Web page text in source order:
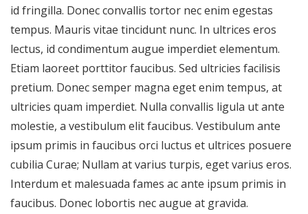
id fringilla. Donec convallis tortor nec enim egestas
tempus. Mauris vitae tincidunt nunc. In ultrices eros
lectus, id condimentum augue imperdiet elementum.
Etiam laoreet porttitor faucibus. Sed ultricies facilisis
pretium. Donec semper magna eget enim tempus, at
ultricies quam imperdiet. Nulla convallis ligula ut ante
molestie, a vestibulum elit faucibus. Vestibulum ante
ipsum primis in faucibus orci luctus et ultrices posuere
cubilia Curae; Nullam at varius turpis, eget varius eros.
Interdum et malesuada fames ac ante ipsum primis in
faucibus. Donec lobortis nec augue at gravida.